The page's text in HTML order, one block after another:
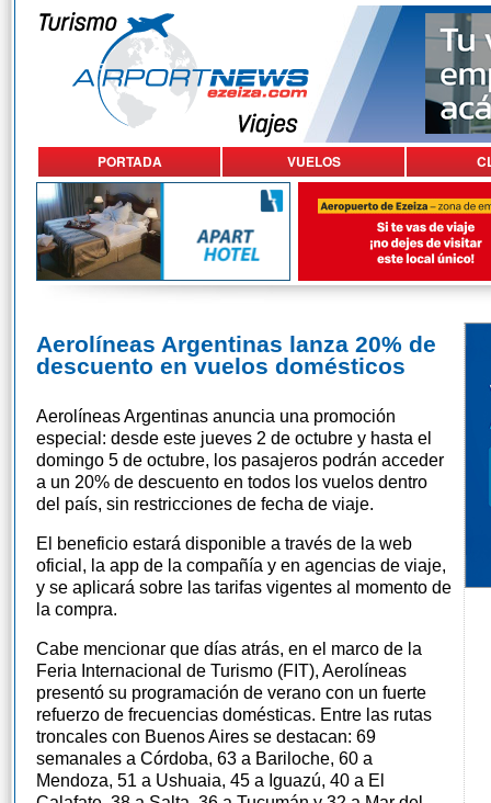
PORTADA VUELOS
Aerolíneas Argentinas lanza 20% de
descuento en vuelos domésticos
Aerolíneas Argentinas anuncia una promoción
especial: desde este jueves 2 de octubre y hasta el
domingo 5 de octubre, los pasajeros podrán acceder
a un 20% de descuento en todos los vuelos dentro
del país, sin restricciones de fecha de viaje.
El beneficio estará disponible a través de la web
oficial, la app de la compañía y en agencias de viaje,
y se aplicará sobre las tarifas vigentes al momento de
la compra.
Cabe mencionar que días atrás, en el marco de la
Feria Internacional de Turismo (FIT), Aerolíneas
presentó su programación de verano con un fuerte
refuerzo de frecuencias domésticas. Entre las rutas
troncales con Buenos Aires se destacan: 69
semanales a Córdoba, 63 a Bariloche, 60 a
Mendoza, 51 a Ushuaia, 45 a Iguazú, 40 a El